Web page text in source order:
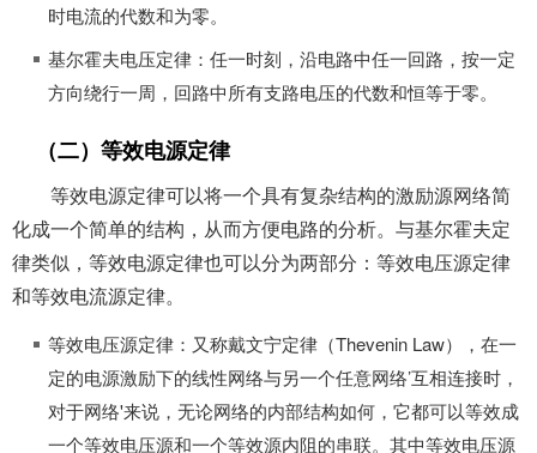
时电流的代数和为零。
基尔霍夫电压定律：任一时刻，沿电路中任一回路，按一定
方向绕行一周，回路中所有支路电压的代数和恒等于零。
（二）等效电源定律
等效电源定律可以将一个具有复杂结构的激励源网络简
化成一个简单的结构，从而方便电路的分析。与基尔霍夫定
律类似，等效电源定律也可以分为两部分：等效电压源定律
和等效电流源定律。
等效电压源定律：又称戴文宁定律（Thevenin Law），在一
定的电源激励下的线性网络与另一个任意网络’互相连接时，
对于网络'来说，无论网络的内部结构如何，它都可以等效成
一个等效电压源和一个等效源内阻的串联。其中等效电压源